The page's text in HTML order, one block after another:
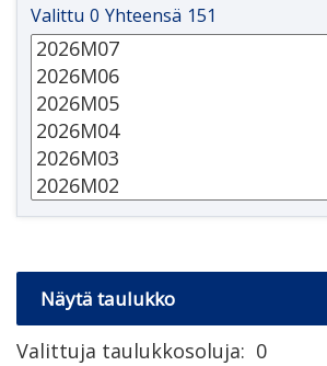
Valittu 0 Yhteensä 151
Valittuja taulukkosoluja: 0